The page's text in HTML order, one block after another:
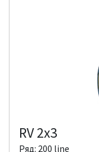
RV 2x3
Ряд: 200 line